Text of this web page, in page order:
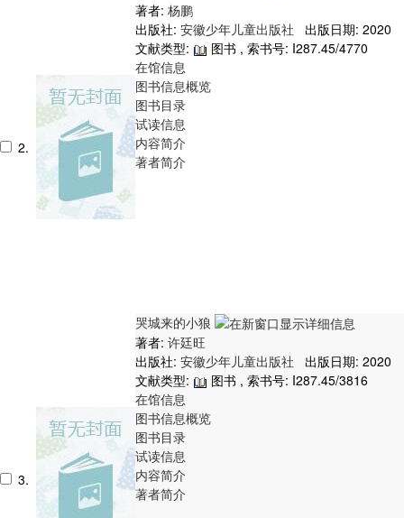
2.
著者: 杨鹏
出版社: 安徽少年儿童出版社
出版日期: 2020
文献类型:
图书 , 索书号: I287.45/4770
在馆信息
图书信息概览
图书目录
试读信息
内容简介
著者简介
3.
哭城来的小狼
著者: 许廷旺
出版社: 安徽少年儿童出版社
出版日期: 2020
文献类型:
图书 , 索书号: I287.45/3816
在馆信息
图书信息概览
图书目录
试读信息
内容简介
著者简介